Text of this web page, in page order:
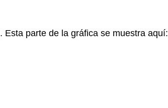
. Esta parte de la gráfica se muestra aquí: